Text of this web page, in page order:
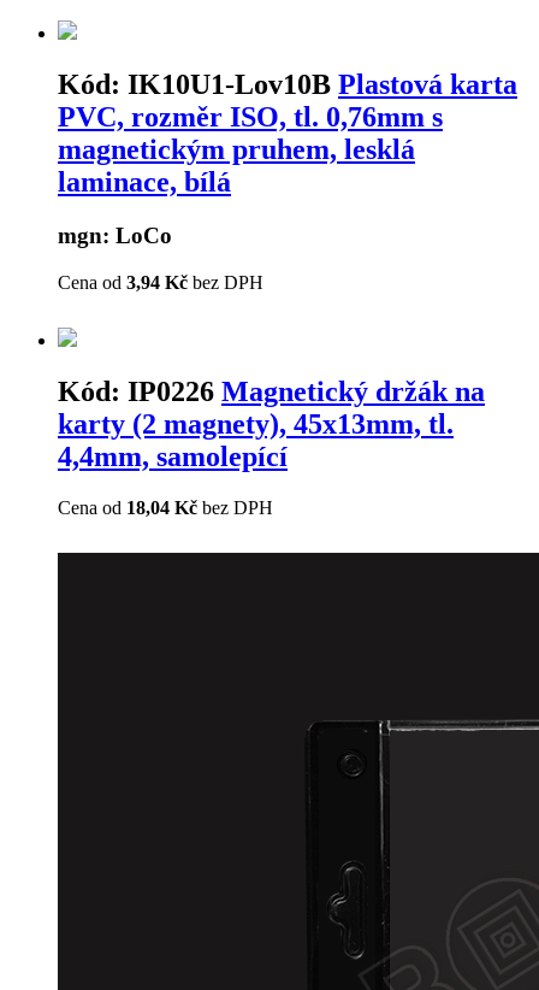
Kód: IK10U1-Lov10B Plastová karta
PVC, rozměr ISO, tl. 0,76mm s
magnetickým pruhem, lesklá
laminace, bílá
mgn: LoCo
Cena od 3,94 Kč bez DPH
Kód: IP0226 Magnetický držák na
karty (2 magnety), 45x13mm, tl.
4,4mm, samolepící
Cena od 18,04 Kč bez DPH